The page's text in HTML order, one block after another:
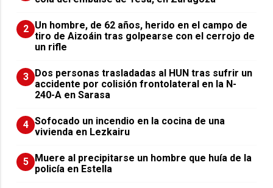
2 Un hombre, de 62 años, herido en el campo de
tiro de Aizoáin tras golpearse con el cerrojo de
un rifle
3
​Dos personas trasladadas al HUN tras sufrir un
accidente por colisión frontolateral en la N-
240-A en Sarasa
4 Sofocado un incendio en la cocina de una
vivienda en Lezkairu
5
Muere al precipitarse un hombre que huía de la
policía en Estella